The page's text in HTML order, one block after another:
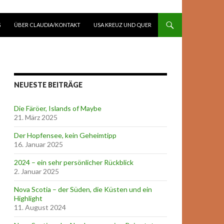
ÜBER CLAUDIA/KONTAKT USA KREUZ UND QUER
NEUESTE BEITRÄGE
Die Färöer, Islands of Maybe
21. März 2025
Der Hopfensee, kein Geheimtipp
16. Januar 2025
2024 – ein sehr persönlicher Rückblick
2. Januar 2025
Nova Scotia – der Süden, die Küsten und ein
Highlight
11. August 2024